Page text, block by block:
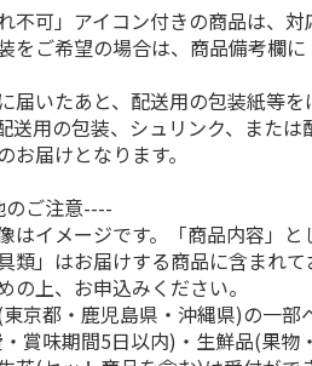
不可」アイコン付きの商品は、対
をご希望の場合は、商品備考欄
届いたあと、配送用の包装紙等
送用の包装、シュリンク、また
お届けとなります。
ご注意----
はイメージです。「商品内容」と
類」はお届けする商品に含まれ
の上、お申込みください。
京都・鹿児島県・沖縄県)の一部
賞味期間5日以内)・生鮮品(果物